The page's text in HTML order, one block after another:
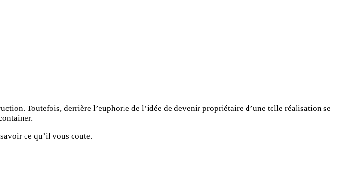
Toutefois, derrière l’euphorie de l’idée de devenir propriétaire d’une telle réalisation se
ce qu’il vous coute.